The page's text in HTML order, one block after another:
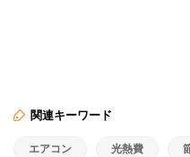
関連キーワード
エアコン 光熱費